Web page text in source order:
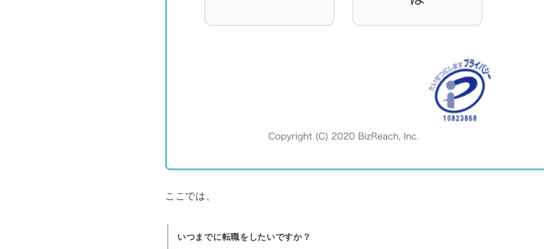
ここでは、
いつまでに転職をしたいですか？